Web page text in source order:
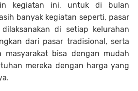
kegiatan ini, untuk di bulan
banyak kegiatan seperti, pasar
di setiap kelurahan
dari pasar tradisional, serta
masyarakat bisa dengan mudah
mereka dengan harga yang